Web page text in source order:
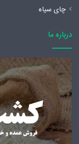
چای سیاه
درباره ما